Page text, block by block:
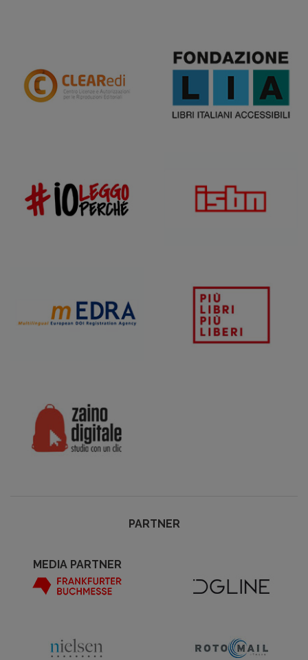
PARTNER
MEDIA PARTNER